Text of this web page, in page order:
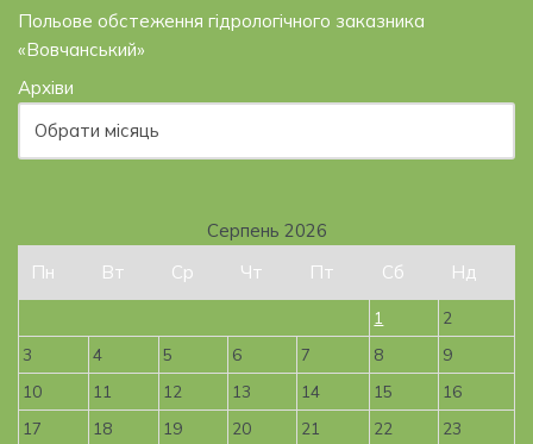
Польове обстеження гідрологічного заказника
«Вовчанський»
Архіви
Серпень 2026
Пн
Вт Ср Чт Пт Сб Нд
1
2
3
4 5 6 7 8
9
10
11 12 13 14 15
16
17
18 19 20 21 22 23